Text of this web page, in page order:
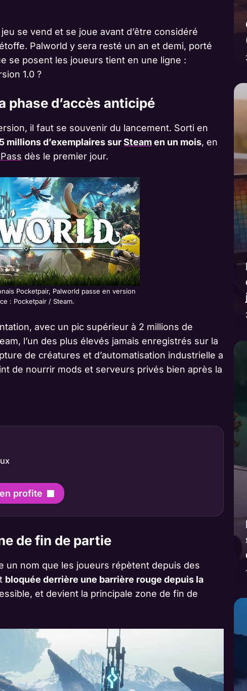
se vend et se joue avant d’être considéré
Palworld y sera resté un an et demi, porté
se posent les joueurs tient en une ligne :
1.0 ?
phase d’accès anticipé
il faut se souvenir du lancement. Sorti en
millions d’exemplaires surSteamen un mois, en
dès le premier jour.
Pocketpair, Palworld passe en version
: Pocketpair / Steam.
avec un pic supérieur à 2 millions de
l’un des plus élevés jamais enregistrés sur la
de créatures et d’automatisation industrielle a
de nourrir mods et serveurs privés bien après la
profite
de fin de partie
un nom que les joueurs répètent depuis des
bloquée derrière une barrière rouge depuis la
et devient la principale zone de fin de